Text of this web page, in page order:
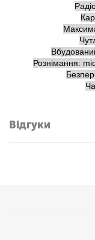
Рознімання:
Відгуки